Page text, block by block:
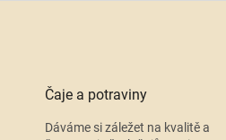
Čaje a potraviny
Dáváme si záležet na kvalitě a